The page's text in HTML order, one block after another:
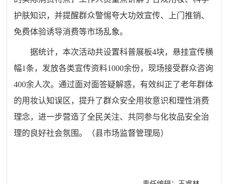
护肤知识，并提醒群众警惕夸大功效宣传、上门推销、
免费体验诱导消费等市场乱象。
据统计，本次活动共设置科普展板4块，悬挂宣传横
幅1条，发放各类宣传资料1000余份，现场接受群众咨询
400余人次。通过面对面答疑解惑，有效纠正了老年群体
的用妆认知误区，提升了群众安全用妆意识和理性消费
理念，进一步营造了全民关注、共同参与化妆品安全治
理的良好社会氛围。（县市场监督管理局）